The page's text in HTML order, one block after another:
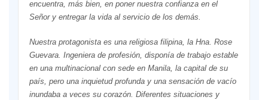
encuentra, más bien, en poner nuestra confianza en el
Señor y entregar la vida al servicio de los demás.
Nuestra protagonista es una religiosa filipina, la Hna. Rose
Guevara. Ingeniera de profesión, disponía de trabajo estable
en una multinacional con sede en Manila, la capital de su
país, pero una inquietud profunda y una sensación de vacío
inundaba a veces su corazón. Diferentes situaciones y